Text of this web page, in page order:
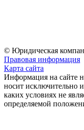
© Юридическая
Правовая информация
Карта сайта
Информация на сайте
носит исключительно
каких условиях не
определяемой